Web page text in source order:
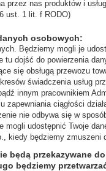
przez nas produktów i
ust. 1 lit. f RODO)
osobowych:
Będziemy mogli je
tu dojść do powierzenia
się obsługą przewozu
świadczenia usług
innym pracownikiem
zapewniania ciągłości
nie odbywa się w
udostępnić Twoje
kiedy będziemy zmuszeni
będą przekazywane
będziemy
Strona
Szkolenia
PRAWA